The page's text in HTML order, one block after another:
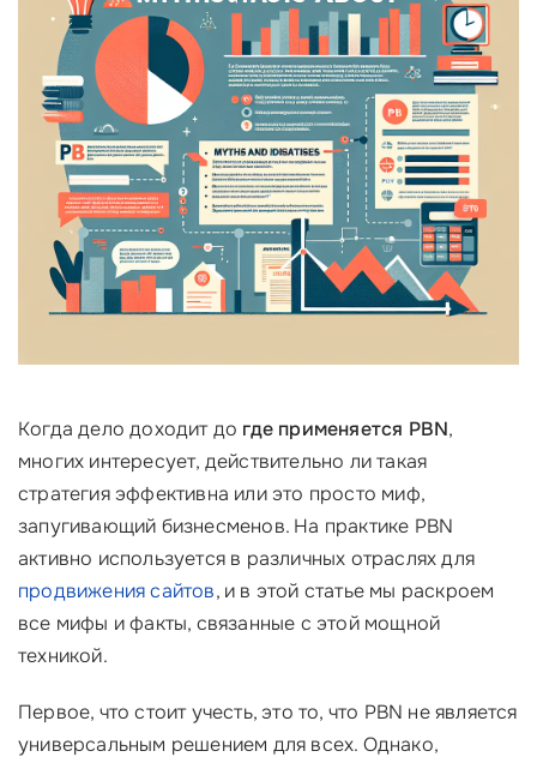
Когда дело доходит до где применяется PBN,
многих интересует, действительно ли такая
стратегия эффективна или это просто миф,
запугивающий бизнесменов. На практике PBN
активно используется в различных отраслях для
продвижения сайтов, и в этой статье мы раскроем
все мифы и факты, связанные с этой мощной
техникой.
Первое, что стоит учесть, это то, что PBN не является
универсальным решением для всех. Однако,